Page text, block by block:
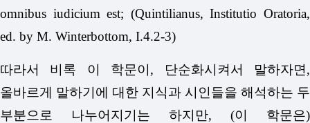
omnibus iudicium est; (Quintilianus, Institutio Oratoria,
ed. by M. Winterbottom, I.4.2-3)
따라서 비록 이 학문이, 단순화시켜서 말하자면,
올바르게 말하기에 대한 지식과 시인들을 해석하는 두
부분으로 나누어지기는 하지만, (이 학문은)